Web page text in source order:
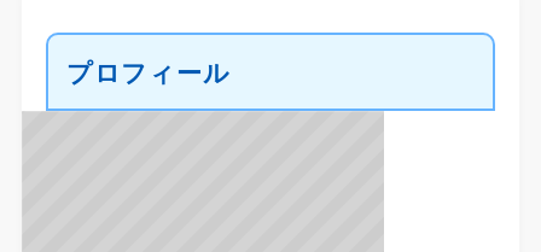
プロフィール